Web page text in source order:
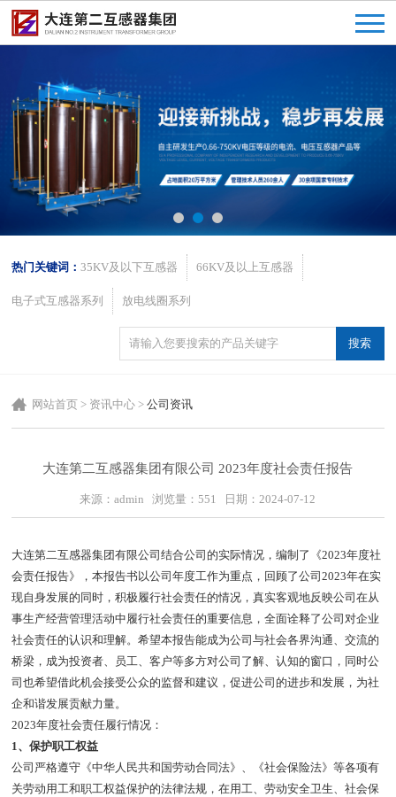
热门关键词：35KV及以下互感器 66KV及以上互感器
电子式互感器系列 放电线圈系列
网站首页 > 资讯中心 >公司资讯
大连第二互感器集团有限公司 2023年度社会责任报告
来源：admin 浏览量：551 日期：2024-07-12
大连第二互感器集团有限公司结合公司的实际情况，编制了《2023年度社
会责任报告》，本报告书以公司年度工作为重点，回顾了公司2023年在实
现自身发展的同时，积极履行社会责任的情况，真实客观地反映公司在从
事生产经营管理活动中履行社会责任的重要信息，全面诠释了公司对企业
社会责任的认识和理解。希望本报告能成为公司与社会各界沟通、交流的
桥梁，成为投资者、员工、客户等多方对公司了解、认知的窗口，同时公
司也希望借此机会接受公众的监督和建议，促进公司的进步和发展，为社
企和谐发展贡献力量。
2023年度社会责任履行情况：
1、保护职工权益
公司严格遵守《中华人民共和国劳动合同法》、《社会保险法》等各项有
关劳动用工和职工权益保护的法律法规，在用工、劳动安全卫生、社会保